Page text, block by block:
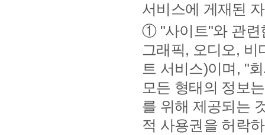
서비스에 게재된
① "사이트"와 관련
그래픽, 오디오, 비
트 서비스)이며, "
모든 형태의 정보
를 위해 제공되는
적 사용권을 허락